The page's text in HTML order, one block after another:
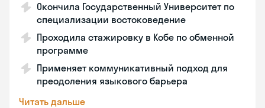
Окончила Государственный Университет по
специализации востоковедение
Проходила стажировку в Кобе по обменной
программе
Применяет коммуникативный подход для
преодоления языкового барьера
Читать дальше